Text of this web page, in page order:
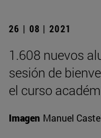
26 | 08 | 2021
1.608 nuevos
sesión de
el curso
Imagen Manuel